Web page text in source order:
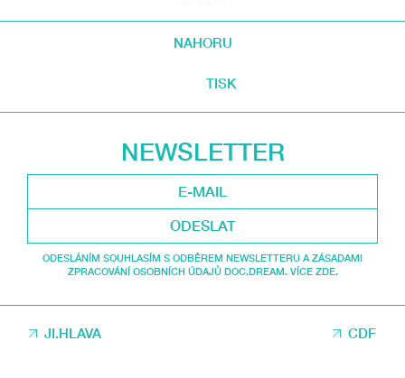
NAHORU
TISK
NEWSLETTER
ODESLAT
ODESLÁNÍM SOUHLASÍM S ODBĚREM NEWSLETTERU A ZÁSADAMI
ZPRACOVÁNÍ OSOBNÍCH ÚDAJŮ DOC.DREAM. VÍCE ZDE.
JI.HLAVA CDF